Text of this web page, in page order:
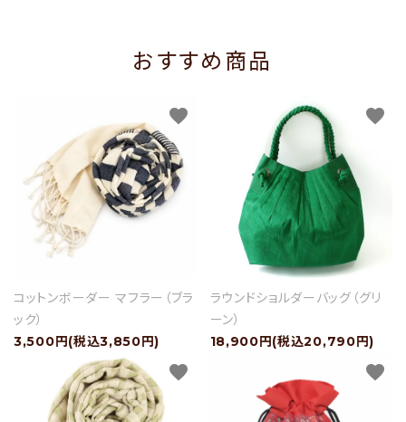
おすすめ商品
コットンボーダー マフラー（ブラ
ック）
3,500円(税込3,850円)
favorite
ラウンドショルダーバッグ（グリ
ーン）
18,900円(税込20,790円)
favorite
favorite favorite